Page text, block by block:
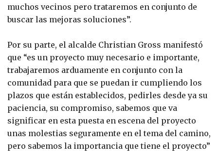
muchos vecinos pero trataremos en conjunto de
buscar las mejoras soluciones”.
Por su parte, el alcalde Christian Gross manifestó
que “es un proyecto muy necesario e importante,
trabajaremos arduamente en conjunto con la
comunidad para que se puedan ir cumpliendo los
plazos que están establecidos, pedirles desde ya su
paciencia, su compromiso, sabemos que va
significar en esta puesta en escena del proyecto
unas molestias seguramente en el tema del camino,
pero sabemos la importancia que tiene el proyecto”